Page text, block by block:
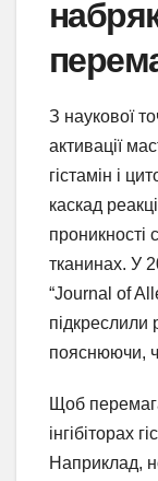
З наукової
активації
гістамін і
каскад
проникності
тканинах. У
“Journal of
підкреслили
пояснюючи,
Щоб
інгібіторах
Наприклад,